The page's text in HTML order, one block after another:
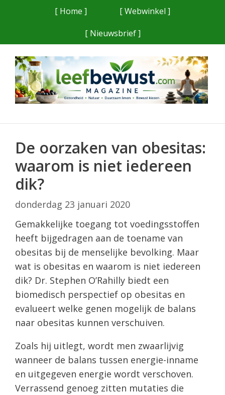
[ Home ]
[ Webwinkel ]
[ Nieuwsbrief ]
De oorzaken van obesitas:
waarom is niet iedereen
dik?
donderdag 23 januari 2020
Gemakkelijke toegang tot voedingsstoffen
heeft bijgedragen aan de toename van
obesitas bij de menselijke bevolking. Maar
wat is obesitas en waarom is niet iedereen
dik? Dr. Stephen O’Rahilly biedt een
biomedisch perspectief op obesitas en
evalueert welke genen mogelijk de balans
naar obesitas kunnen verschuiven.
Zoals hij uitlegt, wordt men zwaarlijvig
wanneer de balans tussen energie-inname
en uitgegeven energie wordt verschoven.
Verrassend genoeg zitten mutaties die